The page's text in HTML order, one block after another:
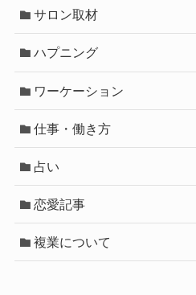
サロン取材
ハプニング
ワーケーション
仕事・働き方
占い
恋愛記事
複業について